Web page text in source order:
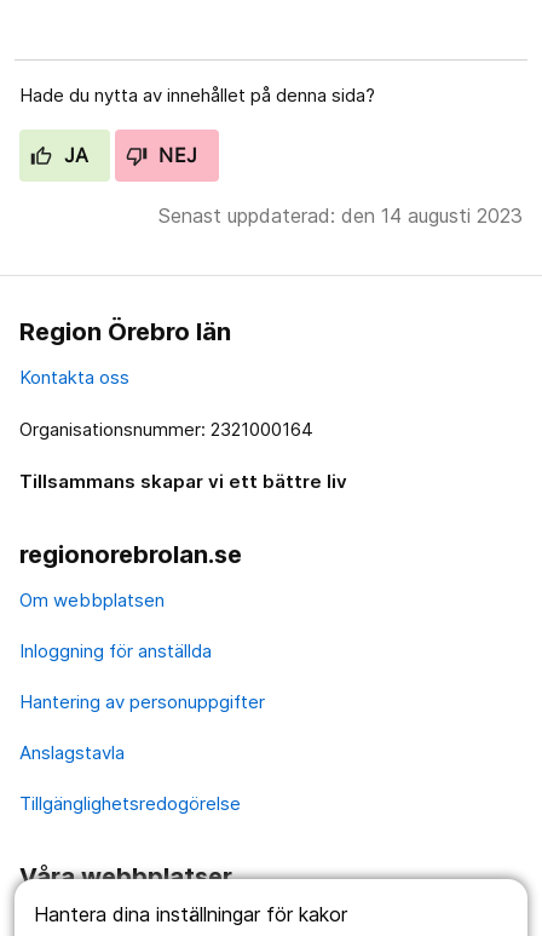
Hantera dina inställningar för kakor
Hade du nytta av innehållet på denna sida?
JA NEJ
Senast uppdaterad: den 14 augusti 2023
Region Örebro län
Kontakta oss
Organisationsnummer: 2321000164
Tillsammans skapar vi ett bättre liv
regionorebrolan.se
Om webbplatsen
Inloggning för anställda
Hantering av personuppgifter
Anslagstavla
Tillgänglighetsredogörelse
Våra webbplatser
1177.se